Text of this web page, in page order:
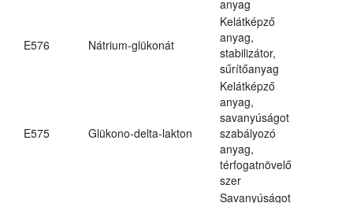
anyag
E576 Nátrium-glükonát
Kelátképző
anyag,
stabilizátor,
sűrítőanyag
E575 Glükono-delta-lakton
Kelátképző
anyag,
savanyúságot
szabályozó
anyag,
térfogatnövelő
szer
Savanyúságot